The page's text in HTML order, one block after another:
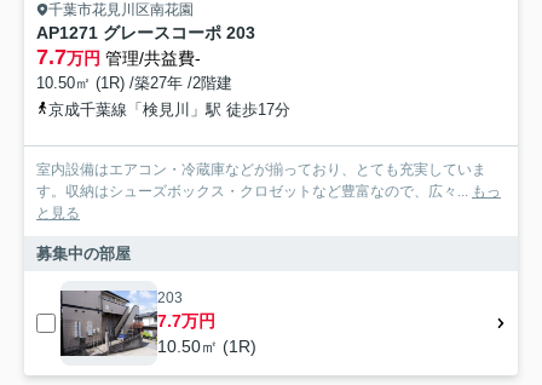
千葉市花見川区南花園
AP1271 グレースコーポ 203
7.7万円 管理/共益費-
10.50㎡ (1R) /築27年 /2階建
京成千葉線「検見川」駅 徒歩17分
室内設備はエアコン・冷蔵庫などが揃っており、とても充実していま
す。収納はシューズボックス・クロゼットなど豊富なので、広々... もっ
と見る
募集中の部屋
203
7.7万円
10.50㎡ (1R)